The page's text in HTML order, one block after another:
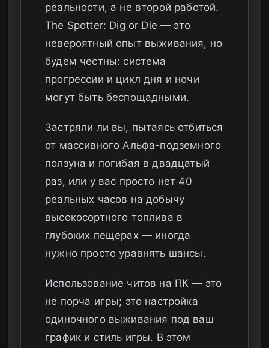
реальности, а не второй работой.
The Spotter: Dig or Die — это
невероятный опыт выживания, но
будем честны: система
прогрессии и цикл дня и ночи
могут быть беспощадными.
Застряли ли вы, пытаясь отбиться
от массивного Альфа-подземного
ползуна и погибая в двадцатый
раз, или у вас просто нет 40
реальных часов на добычу
высокосортного топлива в
глубоких пещерах — иногда
нужно просто уравнять шансы.
Использование читов на ПК — это
не порча игры; это настройка
одиночного выживания под ваш
график и стиль игры. В этом